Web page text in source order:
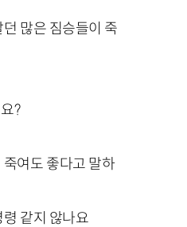
많은 짐승들이 죽
?
여도 좋다고 말하
같지 않나요